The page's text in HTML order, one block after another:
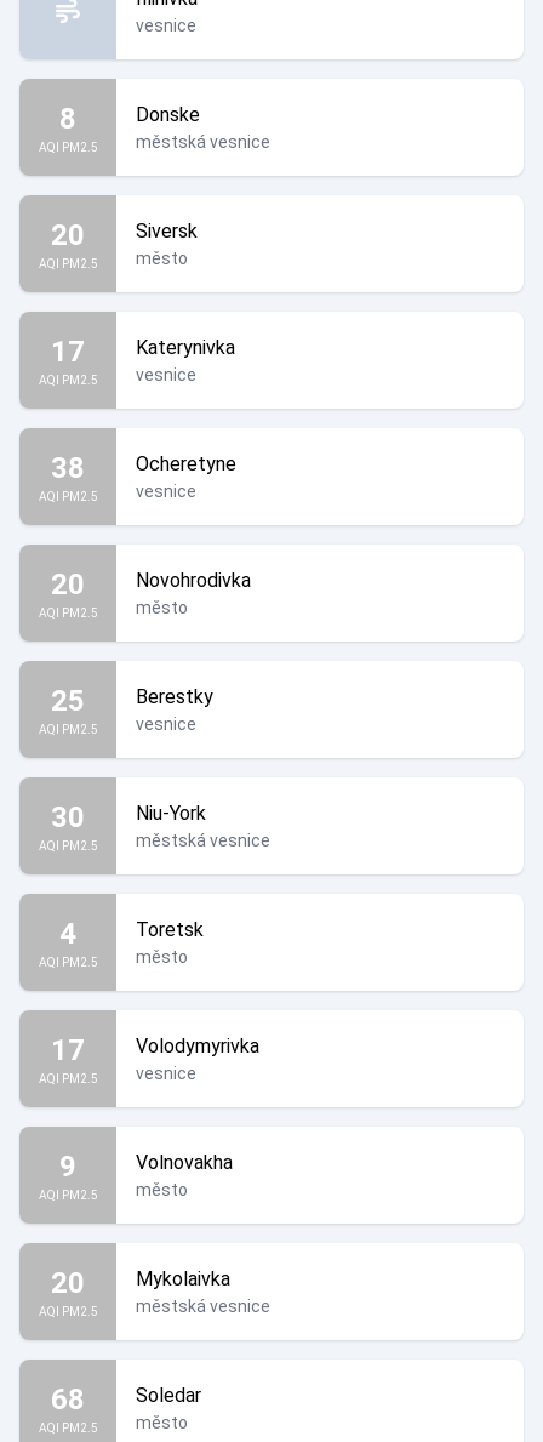
vesnice
8
AQI PM2.5
Donske
městská vesnice
20
AQI PM2.5
Siversk
město
17
AQI PM2.5
Katerynivka
vesnice
38
AQI PM2.5
Ocheretyne
vesnice
20
AQI PM2.5
Novohrodivka
město
25
AQI PM2.5
Berestky
vesnice
30
AQI PM2.5
Niu-York
městská vesnice
4
AQI PM2.5
Toretsk
město
17
AQI PM2.5
Volodymyrivka
vesnice
9
AQI PM2.5
Volnovakha
město
20
AQI PM2.5
Mykolaivka
městská vesnice
68
AQI PM2.5
Soledar
město